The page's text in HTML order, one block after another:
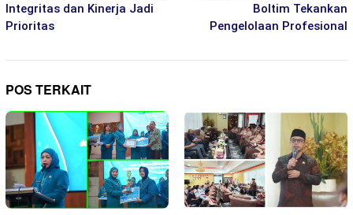
Integritas dan Kinerja Jadi
Prioritas
Boltim Tekankan
Pengelolaan Profesional
POS TERKAIT